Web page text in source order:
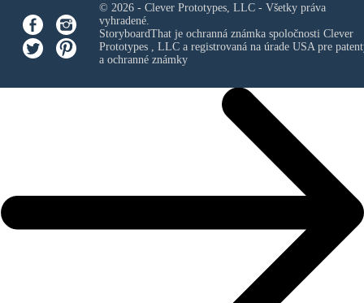
© 2026 - Clever Prototypes, LLC - Všetky práva
vyhradené.
StoryboardThat je ochranná známka spoločnosti Clever
Prototypes , LLCa registrovaná na úrade USA pre
a ochranné známky